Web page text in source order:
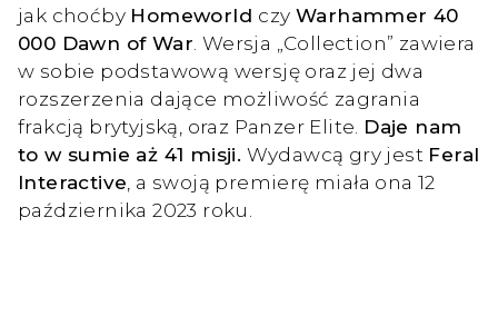
jak choćby Homeworld czyWarhammer 40
000 Dawn of War . Wersja „Collection” zawiera
w sobie podstawową wersję oraz jej dwa
rozszerzenia dające możliwość zagrania
frakcją brytyjską, oraz Panzer Elite. Daje nam
to w sumie aż 41 misji. Wydawcą gry jest Feral
Interactive , a swoją premierę miała ona 12
października 2023 roku.